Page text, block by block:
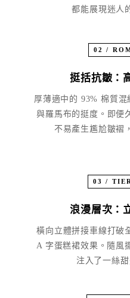
都能展現迷人
02 /
挺括抗皺：
厚薄適中的 93% 棉質
與羅馬布的挺度。即便
不易產生尷尬皺褶
03 /
浪漫層次：
橫向立體拼接車線打破
A 字蛋糕裙效果。隨風
注入了一絲